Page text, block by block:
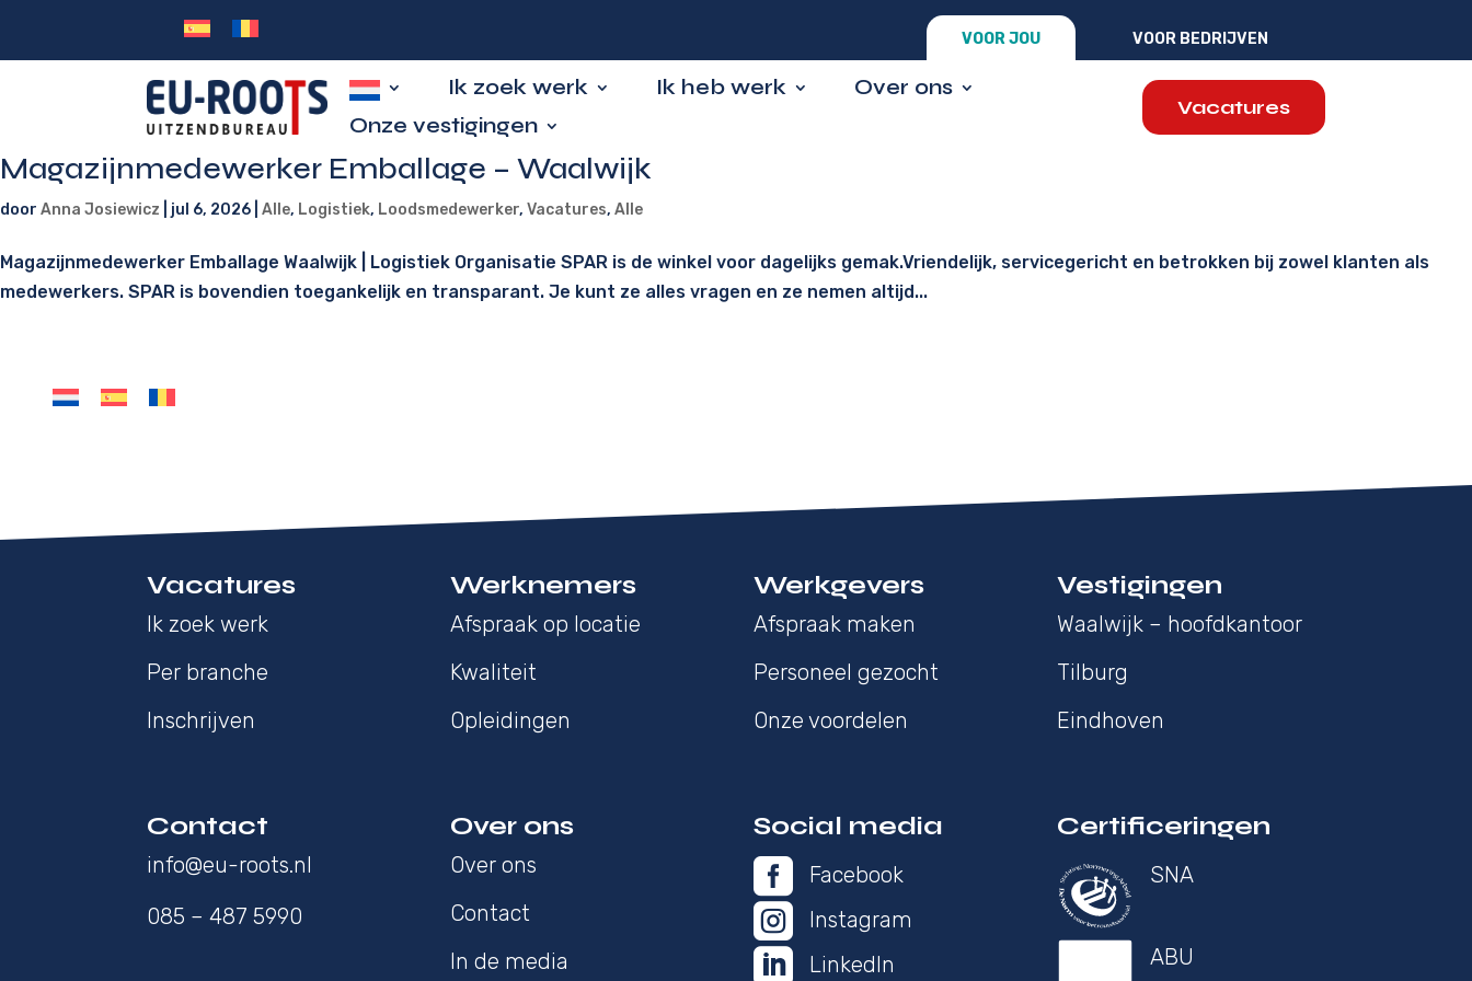
VOOR JOU VOOR BEDRIJVEN
Ik zoek werk Ik heb werk
Over ons
Onze vestigingen
Vacatures
Magazijnmedewerker Emballage – Waalwijk
door Anna Josiewicz jul 6, 2026 Alle, Logistiek, Loodsmedewerker, Vacatures, Alle
Magazijnmedewerker Emballage Waalwijk | Logistiek Organisatie SPAR is de winkel voor dagelijks gemak.Vriendelijk, servicegericht en betrokken bij zowel klanten als
medewerkers. SPAR is bovendien toegankelijk en transparant. Je kunt ze alles vragen en ze nemen altijd...
Vacatures
Ik zoek werk
Per branche
Inschrijven
Werknemers
Afspraak op locatie
Kwaliteit
Opleidingen
Werkgevers
Afspraak maken
Personeel gezocht
Onze voordelen
Vestigingen
Waalwijk – hoofdkantoor
Tilburg
Eindhoven
Contact
info@eu-roots.nl
085 – 487 5990
Over ons
Over ons
Contact
In de media
Social media
 Facebook
 Instagram
 LinkedIn
Certificeringen
SNA
ABU